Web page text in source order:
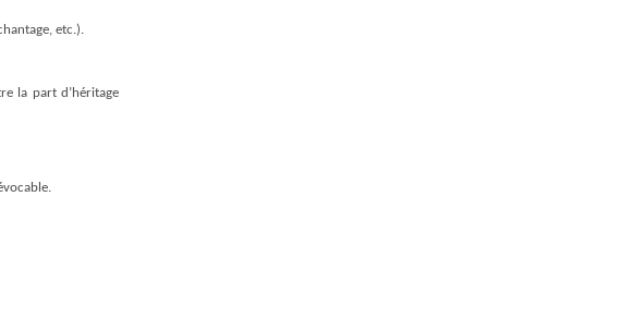
etc.).
la part d’héritage